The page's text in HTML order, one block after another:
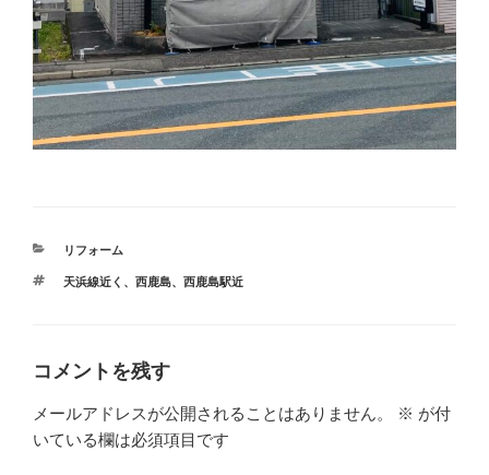
カ
ゴ
リフォーム
タ
天浜線近く 、 西鹿島、 西鹿島駅近
コメントを残す
メールアドレスが公開されることはありません。 ※ が付
いている欄は必須項目です